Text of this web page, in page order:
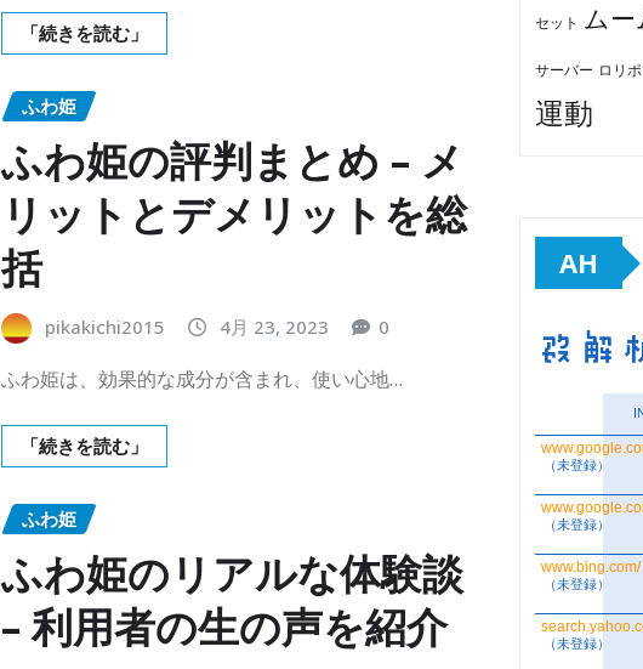
「続きを読む」
ふわ姫
ふわ姫の評判まとめ – メ
リットとデメリットを総
括
pikakichi2015 4月 23, 2023 0
ふわ姫は、効果的な成分が含まれ、使い心地…
「続きを読む」
ふわ姫
ふわ姫のリアルな体験談
– 利用者の生の声を紹介
セット ム
サーバー ロリ
運動
AH